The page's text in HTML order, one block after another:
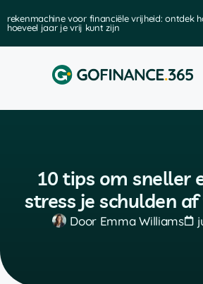
rekenmachine voor financiële vrijheid: ontdek
hoeveel jaar je vrij kunt zijn
10 tips om sneller
stress je schulden
DoorEmma Williams